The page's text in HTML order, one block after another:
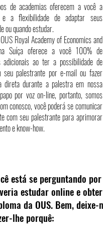
de academias oferecem a você a
e a flexibilidade de adaptar seus
ou quando estudar.
Royal Academy of Economics and
Suíça oferece a você 100% de
adicionais ao ter a possibilidade de
seu palestrante por e-mail ou fazer
direta durante a palestra em nossa
por voz on-line, portanto, somos
conosco, você poderá se comunicar
com seu palestrante para aprimorar
e know-how.
está se perguntando por
estudar online e obter
da OUS. Bem, deixe-me
lhe porquê: